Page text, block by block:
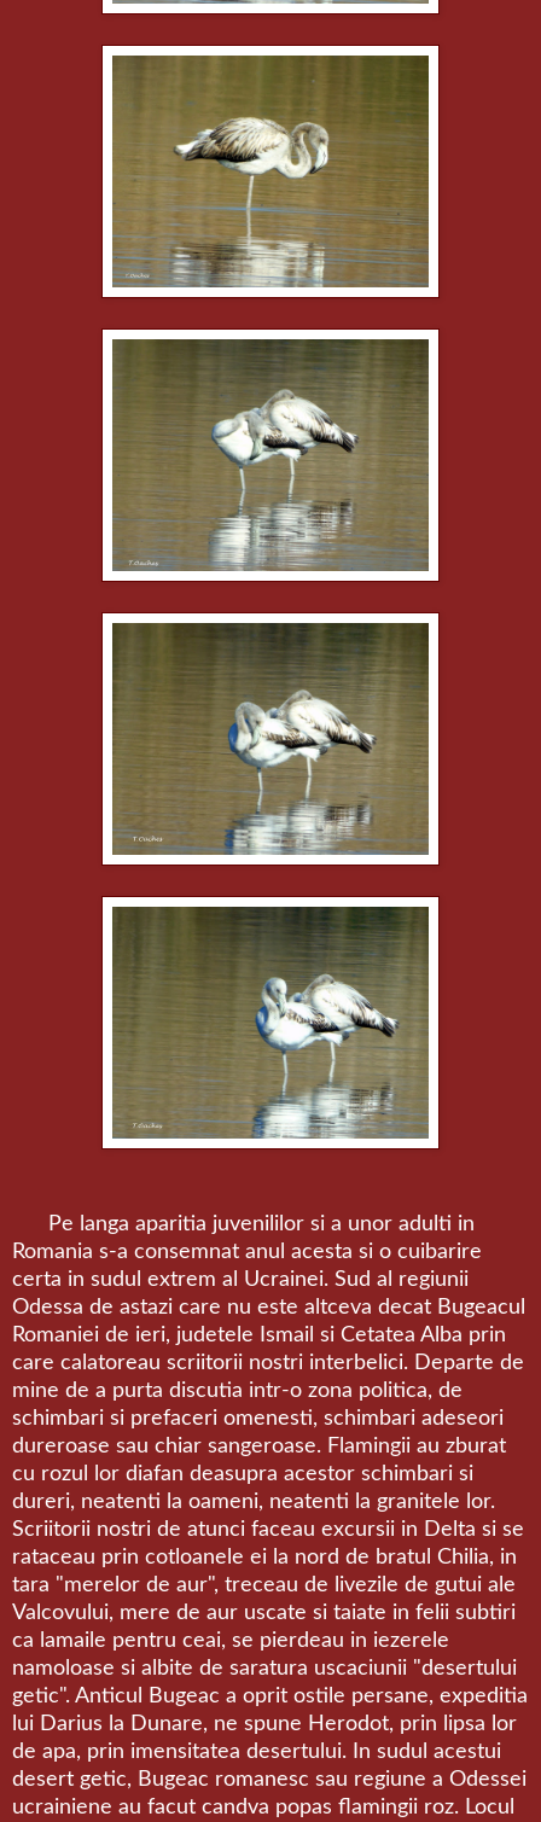
Pe langa aparitia juvenililor si a unor adulti in
Romania s-a consemnat anul acesta si o cuibarire
certa in sudul extrem al Ucrainei. Sud al regiunii
Odessa de astazi care nu este altceva decat Bugeacul
Romaniei de ieri, judetele Ismail si Cetatea Alba prin
care calatoreau scriitorii nostri interbelici. Departe de
mine de a purta discutia intr-o zona politica, de
schimbari si prefaceri omenesti, schimbari adeseori
dureroase sau chiar sangeroase. Flamingii au zburat
cu rozul lor diafan deasupra acestor schimbari si
dureri, neatenti la oameni, neatenti la granitele lor.
Scriitorii nostri de atunci faceau excursii in Delta si se
rataceau prin cotloanele ei la nord de bratul Chilia, in
tara "merelor de aur", treceau de livezile de gutui ale
Valcovului, mere de aur uscate si taiate in felii subtiri
ca lamaile pentru ceai, se pierdeau in iezerele
namoloase si albite de saratura uscaciunii "desertului
getic". Anticul Bugeac a oprit ostile persane, expeditia
lui Darius la Dunare, ne spune Herodot, prin lipsa lor
de apa, prin imensitatea desertului. In sudul acestui
desert getic, Bugeac romanesc sau regiune a Odessei
ucrainiene au facut candva popas flamingii roz. Locul